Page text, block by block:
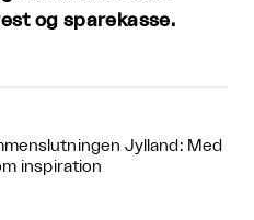
og sparekasse.
Jylland: Med
inspiration